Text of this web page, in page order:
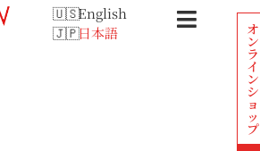
English
日本語
オ
ン
ラ
イ
ン
シ
ョ
ッ
プ